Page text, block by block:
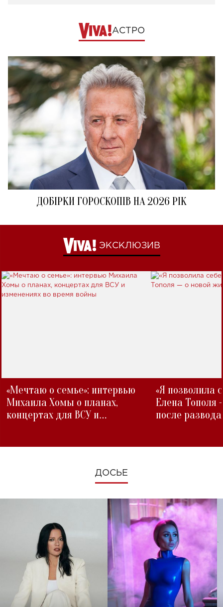
АСТРО
ДОБІРКИ ГОРОСКОПІВ НА 2026 РІК
ЭКСКЛЮЗИВ
«Мечтаю о семье»: интервью
Михаила Хомы о планах,
концертах для ВСУ и
«Я позволила
Елена Тополя
после развода
ДОСЬЕ